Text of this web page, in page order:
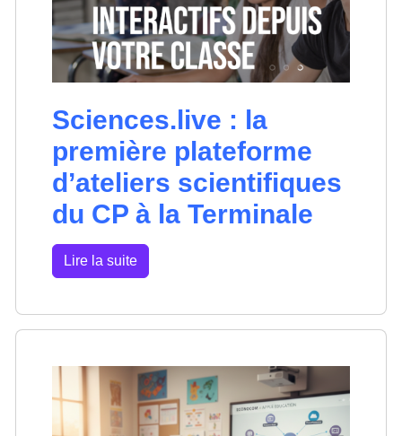
Sciences.live : la
première plateforme
d’ateliers scientifiques
du CP à la Terminale
Lire la suite